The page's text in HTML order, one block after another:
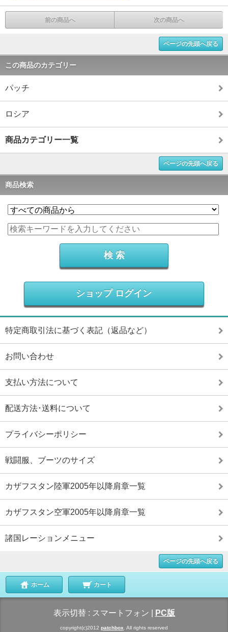
前の商品へ 次の商品へ
ページの先頭へ戻る
この商品のカテゴリー
パッチ
ロシア
商品カテゴリー一覧
ページの先頭へ戻る
商品検索
ショップ ログイン
特定商取引法に基づく表記（返品など）
お問い合わせ
支払い方法について
配送方法･送料について
プライバシーポリシー
戦闘服、ブーツのサイズ
カザフスタン陸軍2005年以降肩章一覧
カザフスタン空軍2005年以降肩章一覧
諸国レーションメニュー
ページの先頭へ戻る
ホーム カート
表示切替 : スマートフォン PC版
copyright(c)2012 patchbox. All rights reserved